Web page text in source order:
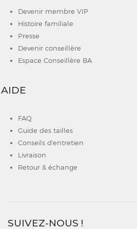
Devenir membre VIP
Histoire familiale
Presse
Devenir conseillère
Espace Conseillère BA
AIDE
FAQ
Guide des tailles
Conseils d'entretien
Livraison
Retour & échange
SUIVEZ-NOUS !